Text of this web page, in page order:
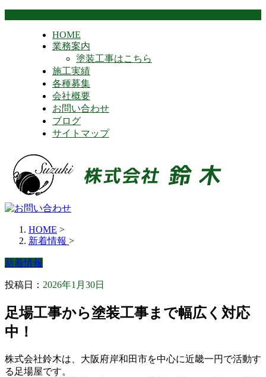
HOME
業務案内
塗装工事はこちら
施工実績
各種募集
会社概要
お問い合わせ
ブログ
サイトマップ
HOME >
新着情報 >
新着情報
投稿日： 2026年1月30日
足場工事から塗装工事まで幅広く対応
中！
株式会社鈴木は、大阪府岸和田市を中心に近畿一円で活動す
る足場屋です。